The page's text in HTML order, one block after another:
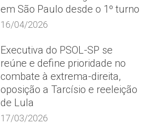
em São Paulo desde o 1º turno
16/04/2026
Executiva do PSOL-SP se
reúne e define prioridade no
combate à extrema-direita,
oposição a Tarcísio e reeleição
de Lula
17/03/2026